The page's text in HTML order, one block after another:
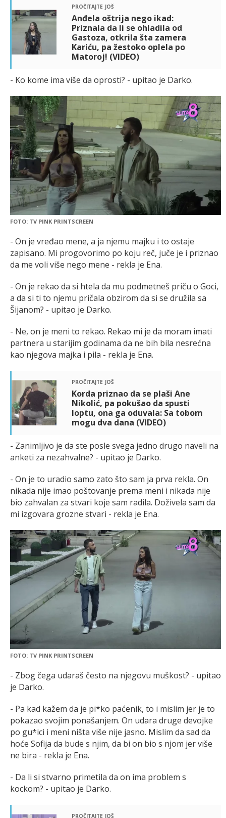
pročitajte još
Anđela oštrija nego ikad:
Priznala da li se ohladila od
Gastoza, otkrila šta zamera
Kariću, pa žestoko oplela po
Matoroj! (VIDEO)
- Ko kome ima više da oprosti? - upitao je Darko.
FOTO: TV PINK PRINTSCREEN
- On je vređao mene, a ja njemu majku i to ostaje
zapisano. Mi progovorimo po koju reč, juče je i priznao
da me voli više nego mene - rekla je Ena.
- On je rekao da si htela da mu podmetneš priču o Goci,
a da si ti to njemu pričala obzirom da si se družila sa
Šijanom? - upitao je Darko.
- Ne, on je meni to rekao. Rekao mi je da moram imati
partnera u starijim godinama da ne bih bila nesrećna
kao njegova majka i pila - rekla je Ena.
pročitajte još
Korda priznao da se plaši Ane
Nikolić, pa pokušao da spusti
loptu, ona ga oduvala: Sa tobom
mogu dva dana (VIDEO)
- Zanimljivo je da ste posle svega jedno drugo naveli na
anketi za nezahvalne? - upitao je Darko.
- On je to uradio samo zato što sam ja prva rekla. On
nikada nije imao poštovanje prema meni i nikada nije
bio zahvalan za stvari koje sam radila. Doživela sam da
mi izgovara grozne stvari - rekla je Ena.
FOTO: TV PINK PRINTSCREEN
- Zbog čega udaraš često na njegovu muškost? - upitao
je Darko.
- Pa kad kažem da je pi*ko paćenik, to i mislim jer je to
pokazao svojim ponašanjem. On udara druge devojke
po gu*ici i meni ništa više nije jasno. Mislim da sad da
hoće Sofija da bude s njim, da bi on bio s njom jer više
ne bira - rekla je Ena.
- Da li si stvarno primetila da on ima problem s
kockom? - upitao je Darko.
pročitajte još